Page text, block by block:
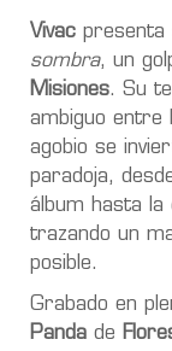
Vivac presenta
sombra, un
Misiones. Su
ambiguo entre
agobio se
paradoja,
álbum hasta
trazando un
posible.
Grabado en
Panda de